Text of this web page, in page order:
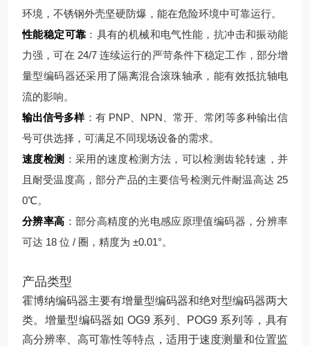
环境，不锈钢外壳坚硬防爆，能在危险环境中可靠运行。
性能稳定可靠 ：具有的机械和电气性能，抗冲击和振动能
力强，可在 24/7 连续运行的严苛条件下稳定工作，部分增
量型编码器还采用了隔离混合滚珠轴承，能有效抵抗轴电
流的影响。
输出信号多样：有 PNP、NPN、常开、常闭等多种输出信
号可供选择，可满足不同现场设备的需求。
速度检测 ：采用的速度检测方法，可以检测齿轮转速，并
且耐受温度高，部分产品的主要信号检测元件耐温高达 25
0℃。
分辨率高 ：部分高精度的光电感应原理值编码器，分辨率
可达 18 位 / 圈，精度为 ±0.01°。
产品类型
霍博纳编码器主要有增量型编码器和绝对型编码器两大
类。增量型编码器如 OG9 系列、POG9 系列等，具有
高分辨率、高可靠性等特点，适用于速度测量和位置监